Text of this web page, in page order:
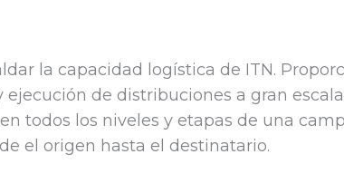
la capacidad logística de ITN.
de distribuciones a gran
todos los niveles y etapas de una
el origen hasta el destinatario.